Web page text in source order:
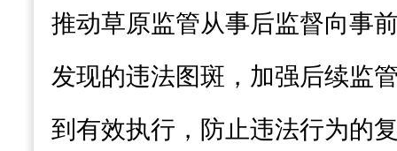
推动草原监管从事后监督向事
发现的违法图斑，加强后续监
到有效执行，防止违法行为的